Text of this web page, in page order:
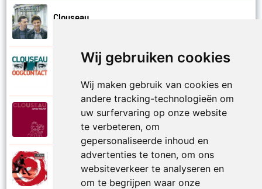
Wij gebruiken cookies
Wij maken gebruik van cookies en
andere tracking-technologieën om
uw surfervaring op onze website
te verbeteren, om
gepersonaliseerde inhoud en
advertenties te tonen, om ons
websiteverkeer te analyseren en
om te begrijpen waar onze
Clouseau
Clouseau
Clouseau
Over morgen